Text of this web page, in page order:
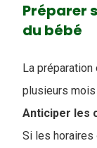
Préparer
du bébé
La
plusieurs mois
Anticiper les
Si les horaires